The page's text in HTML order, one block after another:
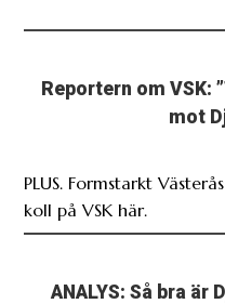
Reportern om VSK:
mot
PLUS. Formstarkt
koll på VSK här.
ANALYS: Så bra är